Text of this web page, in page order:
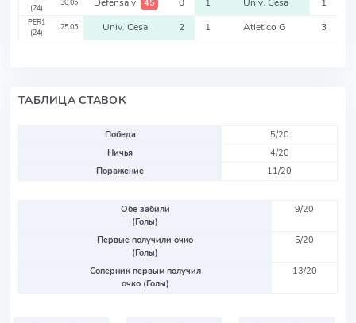
(24)
30.05 Defensa y 45 0 1 Univ. Cesa 1
PER1
(24)
25.05 Univ. Cesa 2 1 Atletico G 3
ТАБЛИЦА СТАВОК
Победа
5/20
Ничья
4/20
Поражение
11/20
Обе забили
(Голы)
9/20
Первые получили очко
(Голы)
5/20
Соперник первым получил
очко (Голы)
13/20